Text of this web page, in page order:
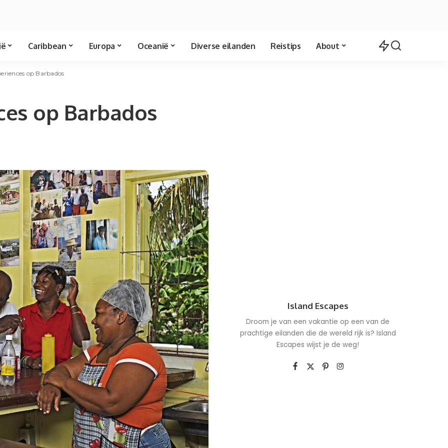
Caribbean Europa Oceanië Diverse eilanden Reistips About
op Barbados
op Barbados
Island Escapes
Droom je van een vakantie op een van de
prachtige eilanden die de wereld rijk is? Island
Escapes wijst je de weg!